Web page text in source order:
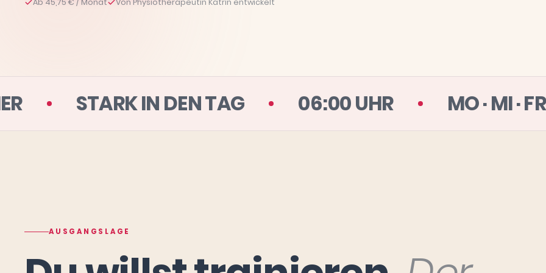
Ab 45,75 € / Monat Von Physiotherapeutin Katrin entwickelt
STARK IN DEN TAG 06:00 UHR
AUSGANGSLAGE